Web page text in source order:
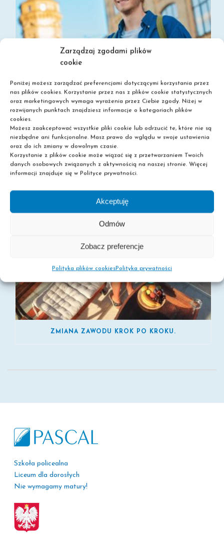
Zarządzaj zgodami plików
cookie
Poniżej możesz zarządzać preferencjami dotyczącymi korzystania przez
nas plików cookies. Korzystanie przez nas z plików cookie statystycznych
oraz marketingowych wymaga wyrażenia przez Ciebie zgody. Niżej w
rozwijanych punktach znajdziesz informacje o kategoriach plików
cookies.
Możesz zaakceptować wszystkie pliki cookie lub odrzucić te, które nie są
niezbędne ani funkcjonalne. Masz prawo do wglądu w swoje ustawienia
oraz do ich zmiany w dowolnym czasie.
Korzystanie z plików cookie może wiązać się z przetwarzaniem Twoich
danych osobowych związanych z aktywnością na naszej stronie. Więcej
informacji znajduje się w Polityce prywatności.
Akceptuję
Odmów
Zobacz preferencje
Polityka plików cookiesPolityka prywatności
ZMIANA ZAWODU KROK PO KROKU.
Szkoła policealna
Liceum dla dorosłych
Nie wymagamy matury!